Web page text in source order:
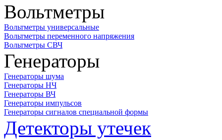
Вольтметры
Вольтметры универсальные
Вольтметры переменного напряжения
Вольтметры СВЧ
Генераторы
Генераторы шума
Генераторы НЧ
Генераторы ВЧ
Генераторы импульсов
Генераторы сигналов специальной формы
Детекторы утечек